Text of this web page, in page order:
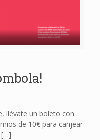
llévate un boleto con
de 10€ para canjear
[…]